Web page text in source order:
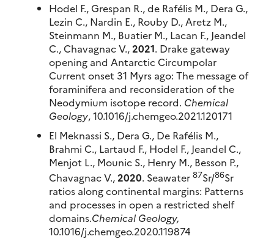
Hodel F., Grespan R., de Rafélis M., Dera G.,
Lezin C., Nardin E., Rouby D., Aretz M.,
Steinmann M., Buatier M., Lacan F., Jeandel
C., Chavagnac V.,2021. Drake gateway
opening and Antarctic Circumpolar
Current onset 31 Myrs ago: The message of
foraminifera and reconsideration of the
Neodymium isotope record. Chemical
Geology, 10.1016/j.chemgeo.2021.120171
El Meknassi S., Dera G., De Rafélis M.,
Brahmi C., Lartaud F., Hodel F., Jeandel C.,
Menjot L., Mounic S., Henry M., Besson P.,
Chavagnac V.,2020. Seawater 87Sr/86Sr
ratios along continental margins: Patterns
and processes in open a restricted shelf
domains.Chemical Geology,
10.1016/j.chemgeo.2020.119874